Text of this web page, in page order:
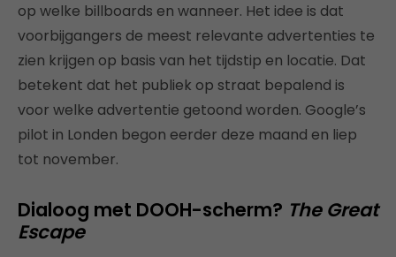
op welke billboards en wanneer. Het idee is dat
voorbijgangers de meest relevante advertenties te
zien krijgen op basis van het tijdstip en locatie. Dat
betekent dat het publiek op straat bepalend is
voor welke advertentie getoond worden. Google’s
pilot in Londen begon eerder deze maand en liep
tot november.
Dialoog met DOOH-scherm? The Great
Escape